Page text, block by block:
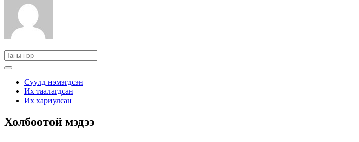
Сүүлд нэмэгдсэн
Их таалагдсан
Их хариулсан
Холбоотой мэдээ